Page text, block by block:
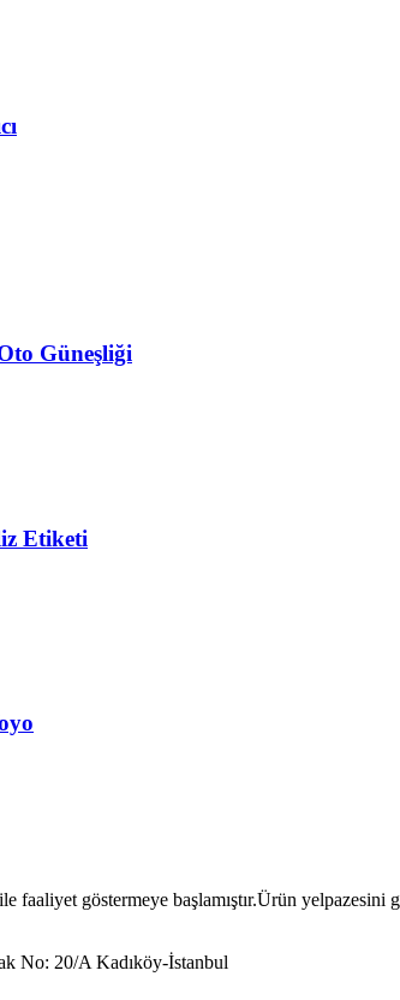
Güneşliği
Etiketi
faaliyet göstermeye başlamıştır.Ürün
No: 20/A Kadıköy-İstanbul